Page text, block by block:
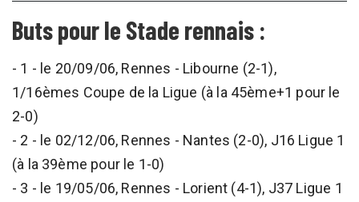
Buts pour le Stade rennais :
- 1 - le 20/09/06, Rennes - Libourne (2-1),
1/16èmes Coupe de la Ligue (à la 45ème+1 pour le
2-0)
- 2 - le 02/12/06, Rennes - Nantes (2-0), J16 Ligue 1
(à la 39ème pour le 1-0)
- 3 - le 19/05/06, Rennes - Lorient (4-1), J37 Ligue 1